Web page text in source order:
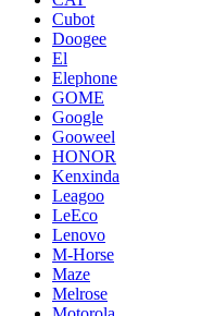
Cubot
Doogee
El
Elephone
GOME
Google
Gooweel
HONOR
Kenxinda
Leagoo
LeEco
Lenovo
M-Horse
Maze
Melrose